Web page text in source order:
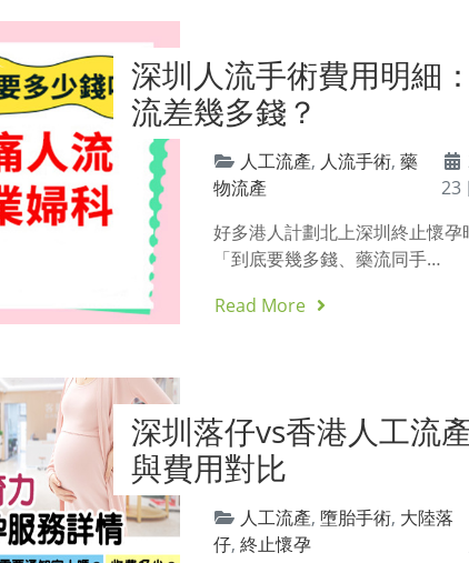
深圳人流手術費用明細
流差幾多錢？
人工流產, 人流手術,藥
物流產
23
好多港人計劃北上深圳終止懷
「到底要幾多錢、藥流同手…
Read More
深圳落仔vs香港人工流
與費用對比
人工流產,墮胎手術, 大陸落
仔,終止懷孕